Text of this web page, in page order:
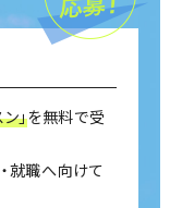
」を無料で受
就職へ向けて